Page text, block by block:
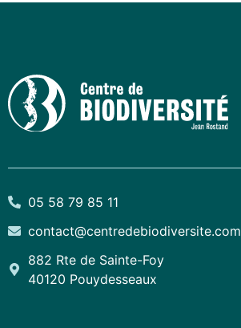
05 58 79 85 11
contact@centredebiodiversite.com
882 Rte de Sainte-Foy
40120 Pouydesseaux